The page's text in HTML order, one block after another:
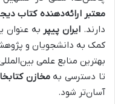
معتبر ارائه‌دهنده کتاب
دارند. ایران پیپر به عنوان
کمک به دانشجویان و
بهترین منابع علمی
تا دسترسی بهمخازن
آسان‌تر شود.